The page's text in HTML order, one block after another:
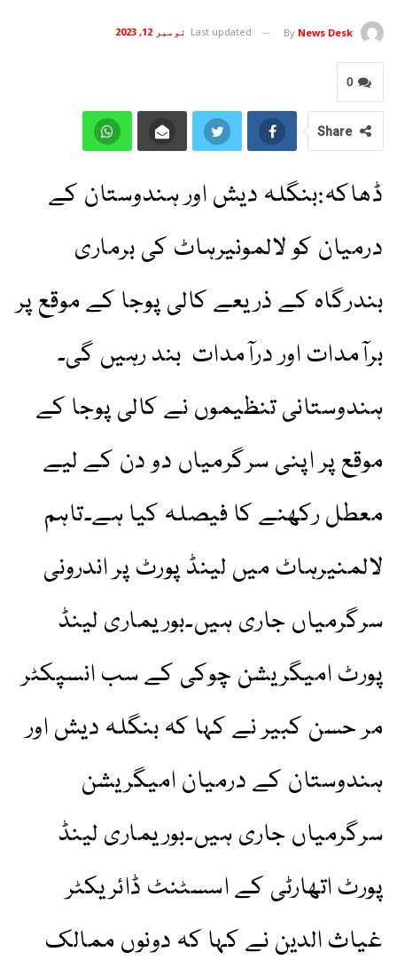
By News Desk
Last updated نومبر 12, 2023
0
Share
ڈھاکہ:بنگلہ دیش اور ہندوستان کے
درمیان کو لالمونیرہاٹ کی برماری
بندرگاہ کے ذریعے کالی پوجا کے موقع پر
برآمدات اور درآمدات بند رہیں گی۔
ہندوستانی تنظیموں نے کالی پوجا کے
موقع پر اپنی سرگرمیاں دو دن کے لیے
معطل رکھنے کا فیصلہ کیا ہے۔تاہم
لالمنیرہاٹ میں لینڈ پورٹ پر اندرونی
سرگرمیاں جاری ہیں۔بوریماری لینڈ
پورٹ امیگریشن چوکی کے سب انسپکٹر
مر حسن کبیر نے کہا کہ بنگلہ دیش اور
ہندوستان کے درمیان امیگریشن
سرگرمیاں جاری ہیں۔بوریماری لینڈ
پورٹ اتھارٹی کے اسسٹنٹ ڈائریکٹر
غیاث الدین نے کہا کہ دونوں ممالک